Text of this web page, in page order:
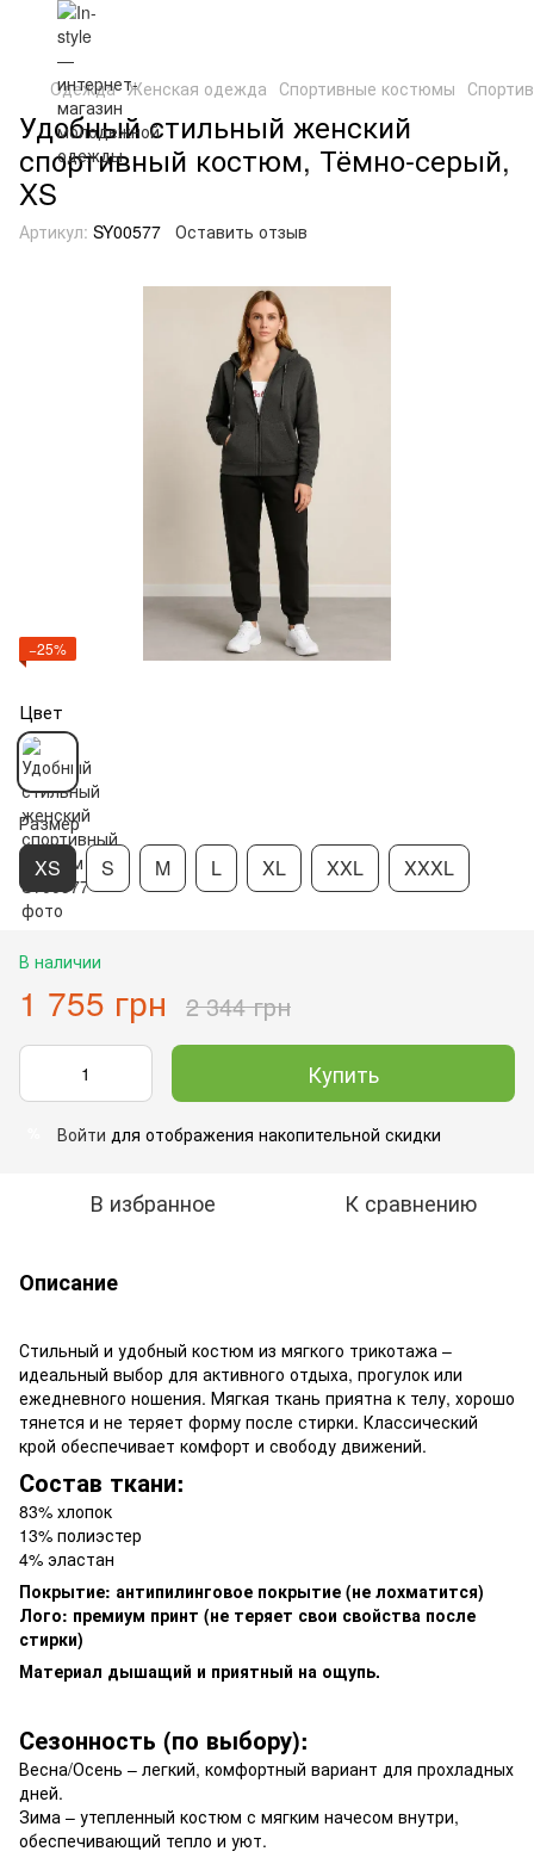
Одежда Женская одежда Спортивные костюмы
Удобный стильный женский
спортивный костюм, Тёмно-серый,
XS
Артикул: SY00577 Оставить отзыв
−25%
Цвет
Размер
XS S M L XL XXL XXXL
В наличии
1 755 грн 2 344 грн
Купить
Войти для отображения накопительной скидки
В избранное К сравнению
Описание
Стильный и удобный костюм из мягкого трикотажа –
идеальный выбор для активного отдыха, прогулок или
ежедневного ношения. Мягкая ткань приятна к телу, хорошо
тянется и не теряет форму после стирки. Классический
крой обеспечивает комфорт и свободу движений.
Состав ткани:
83% хлопок
13% полиэстер
4% эластан
Покрытие: антипилинговое покрытие (не лохматится)
Лого: премиум принт (не теряет свои свойства после
стирки)
Материал дышащий и приятный на ощупь.
Сезонность (по выбору):
Весна/Осень – легкий, комфортный вариант для прохладных
дней.
Зима – утепленный костюм с мягким начесом внутри,
обеспечивающий тепло и уют.